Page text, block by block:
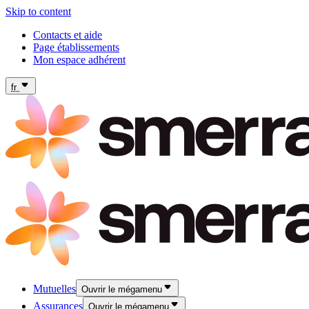
Skip to content
Contacts et aide
Page établissements
Mon espace adhérent
fr
Mutuelles Ouvrir le mégamenu
Assurances Ouvrir le mégamenu